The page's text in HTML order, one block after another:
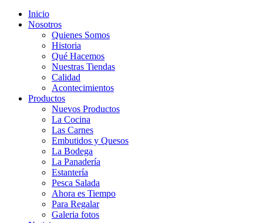
Inicio
Nosotros
Quienes Somos
Historia
Qué Hacemos
Nuestras Tiendas
Calidad
Acontecimientos
Productos
Nuevos Productos
La Cocina
Las Carnes
Embutidos y Quesos
La Bodega
La Panadería
Estantería
Pesca Salada
Ahora es Tiempo
Para Regalar
Galeria fotos